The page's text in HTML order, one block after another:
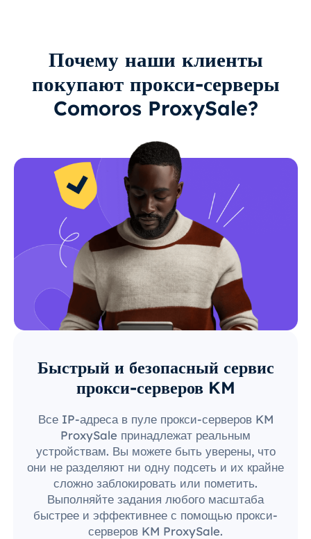
Почему наши клиенты
покупают прокси-серверы
Comoros ProxySale?
Быстрый и безопасный сервис
прокси-серверов KM
Все IP-адреса в пуле прокси-серверов KM
ProxySale принадлежат реальным
устройствам. Вы можете быть уверены, что
они не разделяют ни одну подсеть и их крайне
сложно заблокировать или пометить.
Выполняйте задания любого масштаба
быстрее и эффективнее с помощью прокси-
серверов KM ProxySale.